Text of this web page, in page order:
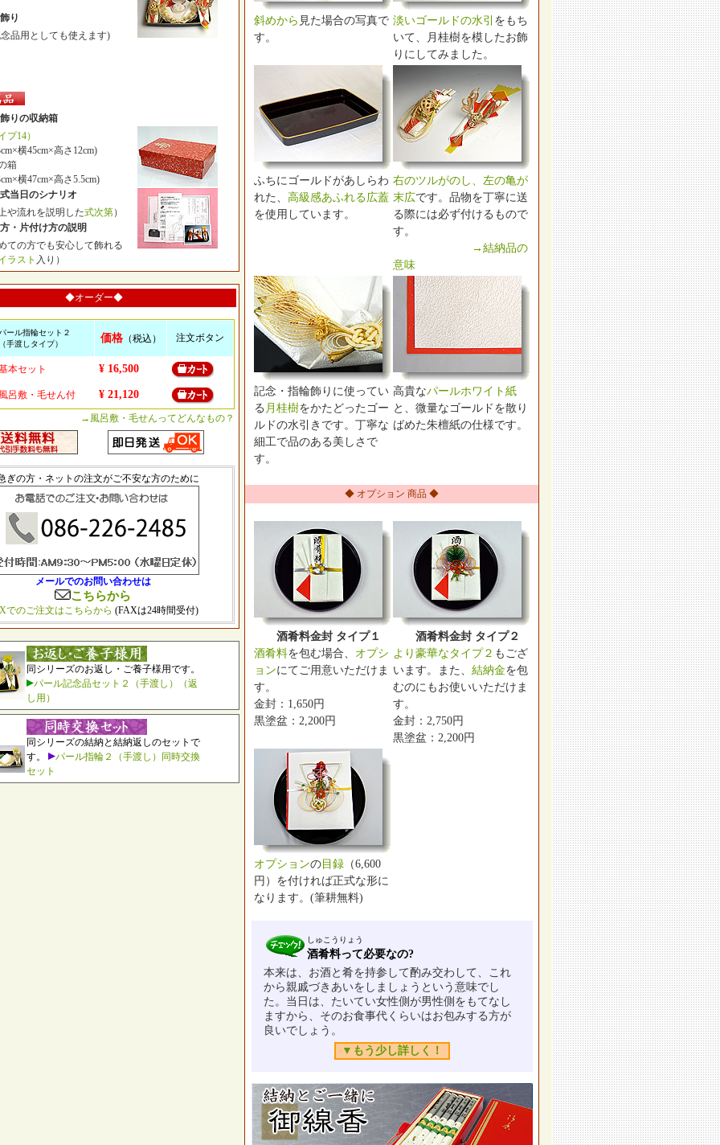
り
用としても使えます)
りの収納箱
プ14）
横45cm×高さ12cm)
箱
横47cm×高さ5.5cm)
当日のシナリオ
流れを説明した式次第）
・片付け方の説明
の方でも安心して飾れる
ラスト 入り）
◆オーダー◆
ール指輪セット２
手渡しタイプ）
価格（税込） 注文ボタン
本セット ¥ 16,500
呂敷・毛せん付 ¥ 21,120
→風呂敷・毛せんってどんなもの？
ぎの方・ネットの注文がご不安な方のために
メールでのお問い合わせは
こちらから
でのご注文はこちらから (FAXは24時間受付)
同シリーズのお返し・ご養子様用です。
パール記念品セット２（手渡し）（返
し用）
同シリーズの結納と結納返しのセットで
す。
パール指輪２（手渡し）同時交換
セット
斜めから 見た場合の写真で
す。
淡いゴールドの水引 をもち
いて、月桂樹を模したお飾
りにしてみました。
ふちにゴールドがあしらわ
れた、 高級感あふれる広蓋
を使用しています。
右のツルがのし、左の亀が
末広です。品物を丁寧に送
る際には必ず付けるもので
す。
→結納品の
意味
記念・指輪飾りに使ってい
る 月桂樹をかたどったゴー
ルドの水引きです。丁寧な
細工で品のある美しさで
す。
高貴なパールホワイト紙
と、微量なゴールドを散り
ばめた朱檀紙の仕様です。
◆ オプション 商品 ◆
酒肴料金封 タイプ１
酒肴料を包む場合、 オプシ
ョンにてご用意いただけま
す。
金封：1,650円
黒塗盆：2,200円
酒肴料金封 タイプ２
より豪華なタイプ２ もござ
います。また、 結納金を包
むのにもお使いいただけま
す。
金封：2,750円
黒塗盆：2,200円
オプションの目録（6,600
円）を付ければ正式な形に
なります。(筆耕無料)
しゅこうりょう
酒肴料って必要なの?
本来は、お酒と肴を持参して酌み交わして、これ
から親戚づきあいをしましょうという意味でし
た。当日は、たいてい女性側が男性側をもてなし
ますから、そのお食事代くらいはお包みする方が
良いでしょう。
▼もう少し詳しく！